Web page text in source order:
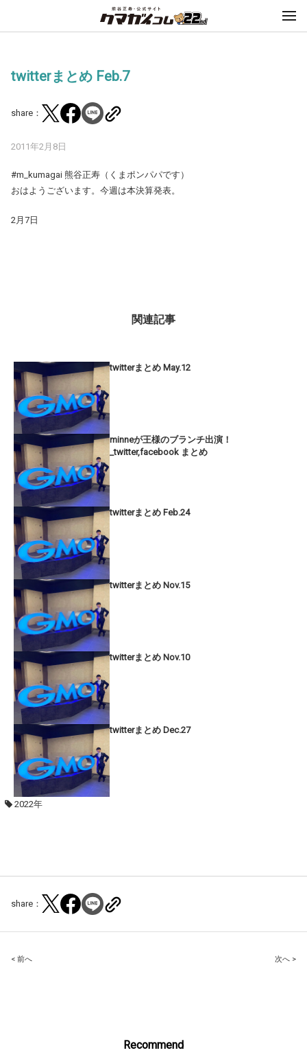
twitterまとめ Feb.7
share：
2011年2月8日
#m_kumagai 熊谷正寿（くまポンパパです）
おはようございます。今週は本決算発表。
2月7日
関連記事
twitterまとめ May.12
minneが王様のブランチ出演！
_twitter,facebook まとめ
twitterまとめ Feb.24
twitterまとめ Nov.15
twitterまとめ Nov.10
twitterまとめ Dec.27
2022年
share：
Post
< 前へ 次へ >
Recommend